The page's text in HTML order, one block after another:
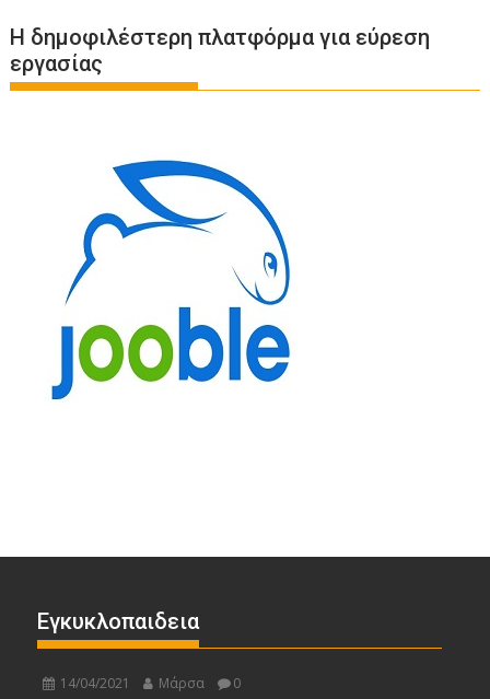
Η δημοφιλέστερη πλατφόρμα για εύρεση
εργασίας
Εγκυκλοπαιδεια
14/04/2021 Μάρσα 0